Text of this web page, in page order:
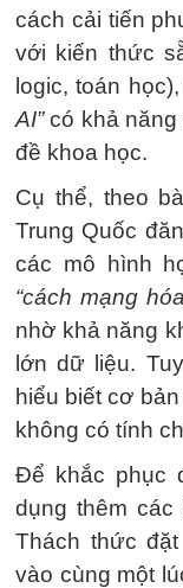
cách cải tiến
với kiến thức
logic, toán
AI”có khả năng
đề khoa học.
Cụ thể, theo
Trung Quốc
các mô hình
“cách mạng
nhờ khả năng
lớn dữ liệu.
hiểu biết cơ
không có tính
Để khắc phục
dụng thêm
Thách thức
vào cùng một